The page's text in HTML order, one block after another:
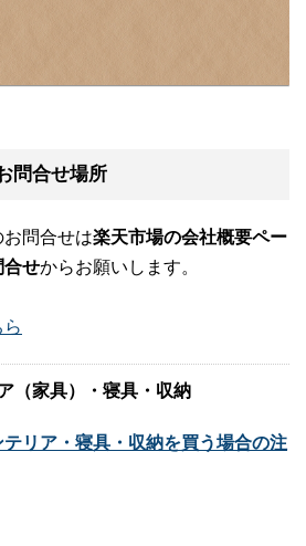
問合せ場所
問合せは楽天市場の会社概要ペー
合せからお願いします。
（家具）・寝具・収納
リア・寝具・収納を買う場合の注